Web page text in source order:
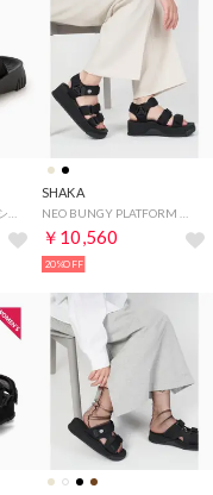
SHAKA
￥10,560
20%OFF